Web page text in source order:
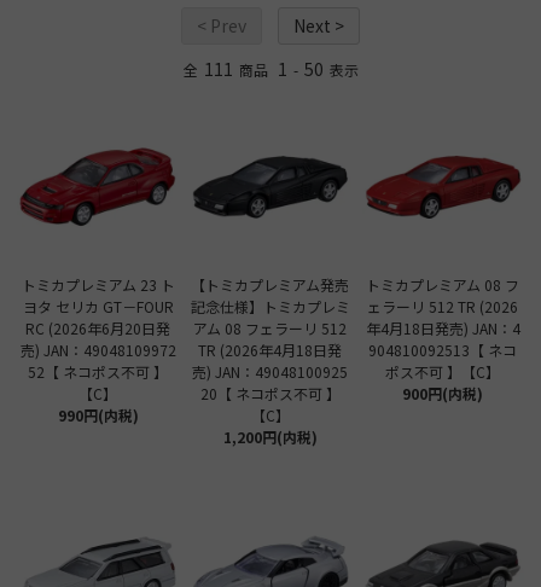
< Prev Next >
全 111 商品 1 - 50 表示
トミカプレミアム 23 ト
ヨタ セリカ GT－FOUR
RC (2026年6月20日発
売) JAN：49048109972
52【 ネコポス不可 】
【C】
990円(内税)
【トミカプレミアム発売
記念仕様】トミカプレミ
アム 08 フェラーリ 512
TR (2026年4月18日発
売) JAN：49048100925
20【 ネコポス不可 】
【C】
1,200円(内税)
トミカプレミアム 08 フ
ェラーリ 512 TR (2026
年4月18日発売) JAN：4
904810092513【 ネコ
ポス不可 】【C】
900円(内税)